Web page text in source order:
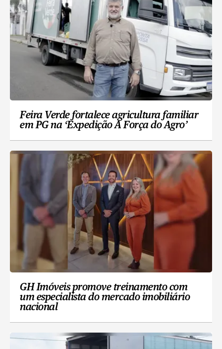
Feira Verde fortalece agricultura familiar
em PG na ‘Expedição A Força do Agro’
GH Imóveis promove treinamento com
um especialista do mercado imobiliário
nacional